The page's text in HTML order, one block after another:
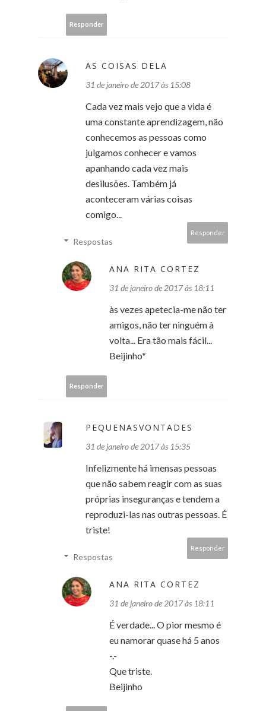
Responder
AS COISAS DELA
31 de janeiro de 2017 às 15:08
Cada vez mais vejo que a vida é
uma constante aprendizagem, não
conhecemos as pessoas como
julgamos conhecer e vamos
apanhando cada vez mais
desilusões. Também já
aconteceram várias coisas
comigo...
Responder
Respostas
ANA RITA CORTEZ
31 de janeiro de 2017 às 18:11
às vezes apetecia-me não ter
amigos, não ter ninguém à
volta... Era tão mais fácil...
Beijinho*
Responder
PEQUENASVONTADES
31 de janeiro de 2017 às 15:35
Infelizmente há imensas pessoas
que não sabem reagir com as suas
próprias inseguranças e tendem a
reproduzi-las nas outras pessoas. É
triste!
Responder
Respostas
ANA RITA CORTEZ
31 de janeiro de 2017 às 18:11
É verdade... O pior mesmo é
eu namorar quase há 5 anos
-.-
Que triste.
Beijinho